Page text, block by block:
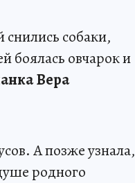
собаки,
боялась овчарок и
Вера
А позже узнала,
родного